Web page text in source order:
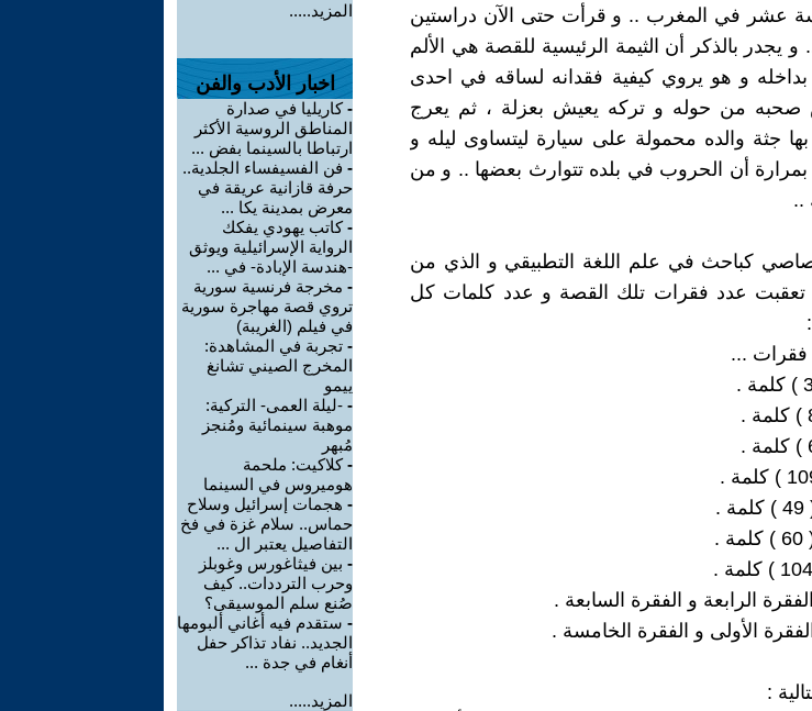
عشر في المغرب .. و قرأت حتى الآن دراستين
و يجدر بالذكر أن الثيمة الرئيسية للقصة هي الألم
بداخله و هو يروي كيفية فقدانه لساقه في احدى
صحبه من حوله و تركه يعيش بعزلة ، ثم يعرج
جثة والده محمولة على سيارة ليتساوى ليله و
بمرارة أن الحروب في بلده تتوارث بعضها .. و من
..
كباحث في علم اللغة التطبيقي و الذي من
و تعقبت عدد فقرات تلك القصة و عدد كلمات كل
فقرات ...
الرابعة و الفقرة السابعة .
الأولى و الفقرة الخامسة .
:
المزيد.....
اخبار الأدب والفن
-كاريليا في صدارة
المناطق الروسية الأكثر
ارتباطا بالسينما بفض ...
- فن الفسيفساء الجلدية..
حرفة قازانية عريقة في
معرض بمدينة يكا ...
-كاتب يهودي يفكك
الرواية الإسرائيلية ويوثق
-هندسة الإبادة- في ...
- مخرجة فرنسية سورية
تروي قصة مهاجرة سورية
في فيلم (الغريبة)
- تجربة في المشاهدة:
المخرج الصيني تشانغ
ييمو
- -ليلة العمى- التركية:
موهبة سينمائية ومُنجز
مُبهر
-كلاكيت: ملحمة
هوميروس في السينما
- هجمات إسرائيل وسلاح
حماس.. سلام غزة في فخ
التفاصيل يعتبر ال ...
- بين فيثاغورس وغوبلز
وحرب الترددات.. كيف
صُنع سلم الموسيقى؟
- ستقدم فيه أغاني ألبومها
الجديد.. نفاد تذاكر حفل
أنغام في جدة ...
المزيد.....